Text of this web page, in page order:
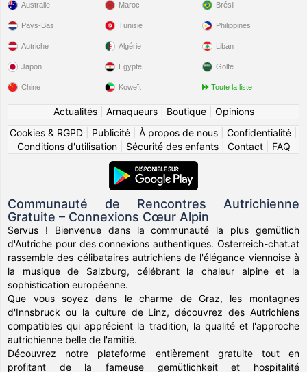
Australie
Pays-Bas
Autriche
Japon
Chine
Maroc
Tunisie
Algérie
Égypte
Koweït
Brésil
Philippines
Liban
Golfe
Toute la liste
Actualités| Arnaqueurs| Boutique| Opinions
Cookies & RGPD
Publicité À propos de nous Confidentialité
Conditions d'utilisation| Sécurité des enfants| Contact| FAQ
Communauté de Rencontres Autrichienne
Gratuite – Connexions Cœur Alpin
Servus ! Bienvenue dans la communauté la plus gemütlich
d'Autriche pour des connexions authentiques. Osterreich-chat.at
rassemble des célibataires autrichiens de l'élégance viennoise à
la musique de Salzburg, célébrant la chaleur alpine et la
sophistication européenne.
Que vous soyez dans le charme de Graz, les montagnes
d'Innsbruck ou la culture de Linz, découvrez des Autrichiens
compatibles qui apprécient la tradition, la qualité et l'approche
autrichienne belle de l'amitié.
Découvrez notre plateforme entièrement gratuite tout en
profitant de la fameuse gemütlichkeit et hospitalité